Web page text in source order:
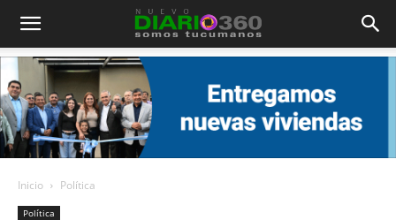
Diario
360
Inicio Política
Política